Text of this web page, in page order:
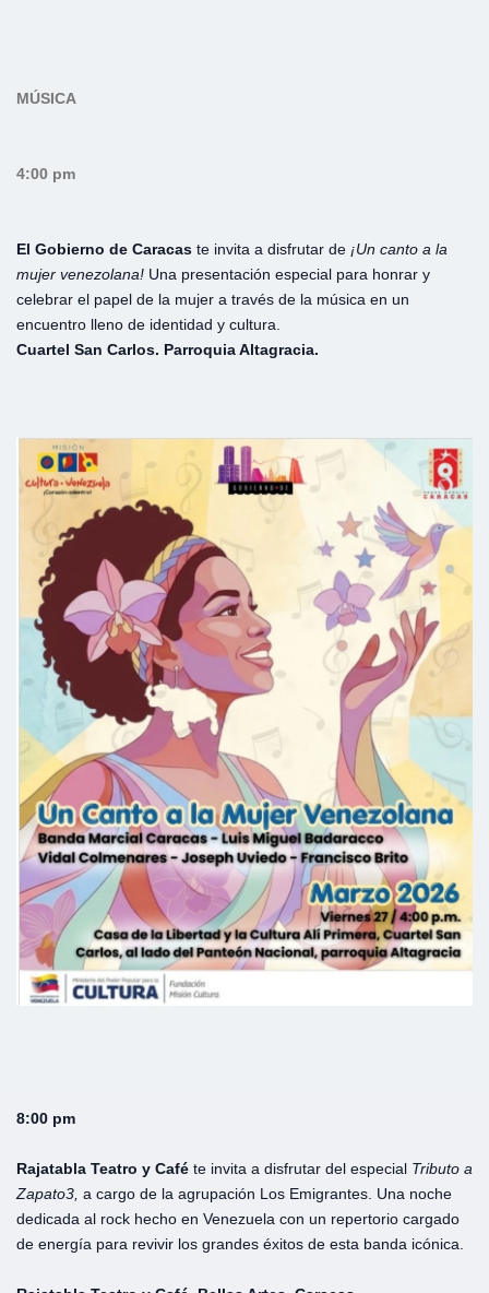
MÚSICA
4:00 pm
El Gobierno de Caracas te invita a disfrutar de ¡Un canto a la
mujer venezolana! Una presentación especial para honrar y
celebrar el papel de la mujer a través de la música en un
encuentro lleno de identidad y cultura.
Cuartel San Carlos. Parroquia Altagracia.
8:00 pm
Rajatabla Teatro y Café te invita a disfrutar del especial Tributo a
Zapato3, a cargo de la agrupación Los Emigrantes. Una noche
dedicada al rock hecho en Venezuela con un repertorio cargado
de energía para revivir los grandes éxitos de esta banda icónica.